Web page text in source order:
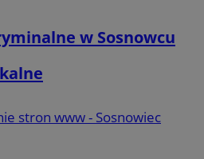
w Sosnowcu
stron www - Sosnowiec